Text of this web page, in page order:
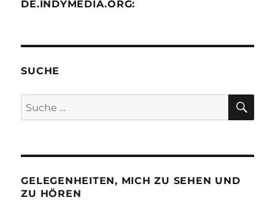
DE.INDYMEDIA.ORG:
SUCHE
Suche
nach:
GELEGENHEITEN, MICH ZU SEHEN UND
ZU HÖREN